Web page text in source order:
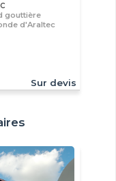
gouttière
d'Araltec
Sur devis